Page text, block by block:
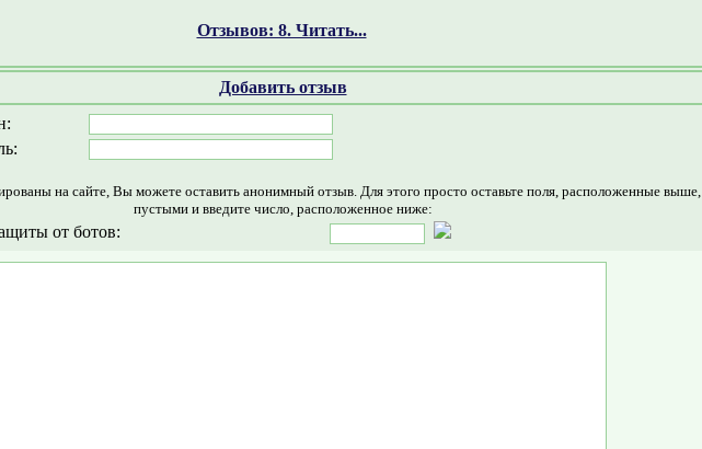
Отзывов: 8. Читать...
Добавить отзыв
на сайте, Вы можете оставить анонимный отзыв. Для этого просто оставьте поля, расположенные выше,
пустыми и введите число, расположенное ниже:
от ботов: